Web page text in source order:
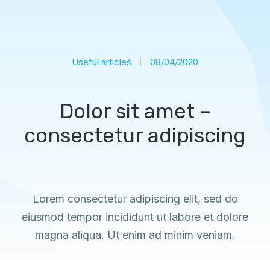
Useful articles 08/04/2020
Dolor sit amet –
consectetur adipiscing
Lorem consectetur adipiscing elit, sed do
eiusmod tempor incididunt ut labore et dolore
magna aliqua. Ut enim ad minim veniam.